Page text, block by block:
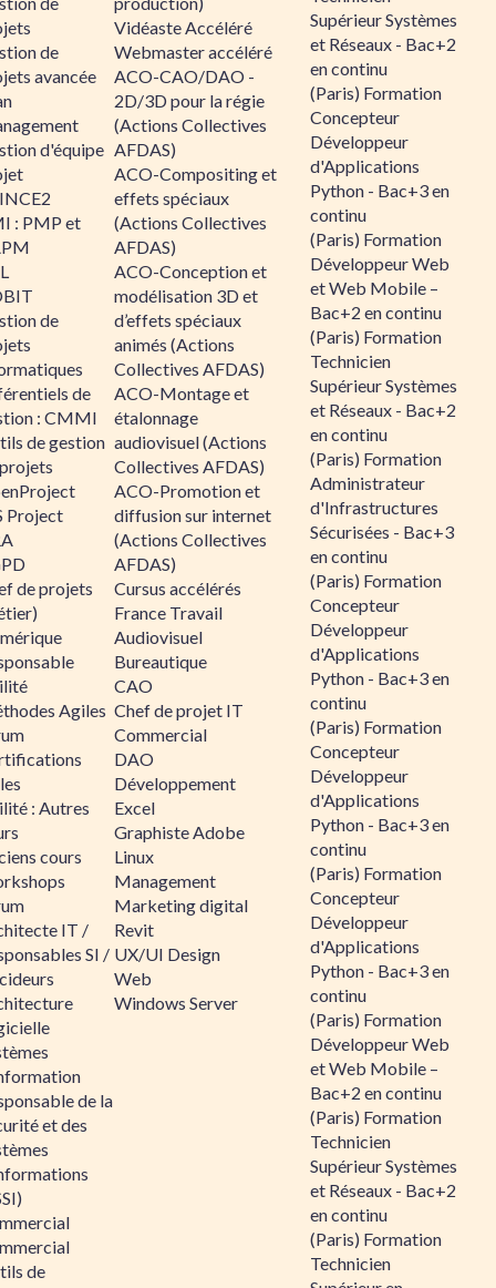
de
avancée
d'équipe
: PMP et
de
de
: CMMI
de gestion
Project
de projets
Agiles
: Autres
cours
IT /
SI /
de la
et des
de
Vidéaste Accéléré
Webmaster accéléré
ACO-CAO/DAO -
2D/3D pour la régie
(Actions Collectives
AFDAS)
ACO-Compositing et
effets spéciaux
(Actions Collectives
AFDAS)
ACO-Conception et
modélisation 3D et
d’effets spéciaux
animés (Actions
Collectives AFDAS)
ACO-Montage et
étalonnage
audiovisuel (Actions
Collectives AFDAS)
ACO-Promotion et
diffusion sur internet
(Actions Collectives
AFDAS)
Cursus accélérés
France Travail
Audiovisuel
Bureautique
CAO
Chef de projet IT
Commercial
DAO
Développement
Excel
Graphiste Adobe
Linux
Management
Marketing digital
Revit
UX/UI Design
Web
Windows Server
Supérieur Systèmes
et Réseaux - Bac+2
en continu
(Paris) Formation
Concepteur
Développeur
d'Applications
Python - Bac+3 en
continu
(Paris) Formation
Développeur Web
et Web Mobile –
Bac+2 en continu
(Paris) Formation
Technicien
Supérieur Systèmes
et Réseaux - Bac+2
en continu
(Paris) Formation
Administrateur
d'Infrastructures
Sécurisées - Bac+3
en continu
(Paris) Formation
Concepteur
Développeur
d'Applications
Python - Bac+3 en
continu
(Paris) Formation
Concepteur
Développeur
d'Applications
Python - Bac+3 en
continu
(Paris) Formation
Concepteur
Développeur
d'Applications
Python - Bac+3 en
continu
(Paris) Formation
Développeur Web
et Web Mobile –
Bac+2 en continu
(Paris) Formation
Technicien
Supérieur Systèmes
et Réseaux - Bac+2
en continu
(Paris) Formation
Technicien